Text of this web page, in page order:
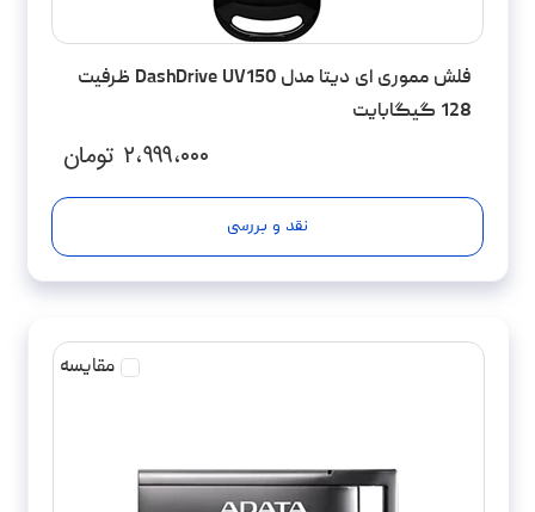
فلش مموری ای دیتا مدل DashDrive UV150 ظرفیت
128 گیگابایت
۲،۹۹۹،۰۰۰ تومان
نقد و بررسی
مقایسه